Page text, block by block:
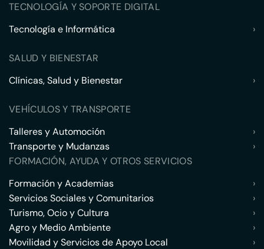
TECNOLOGÍA Y SOPORTE DIGITAL
Tecnología e Informática
›
SALUD Y BIENESTAR
Clínicas, Salud y Bienestar
›
VEHÍCULOS Y TRANSPORTE
Talleres y Automoción
›
Transporte y Mudanzas
›
FORMACIÓN, AYUDA Y OTROS SERVICIOS
Formación y Academias
›
Servicios Sociales y Comunitarios
›
Turismo, Ocio y Cultura
›
Agro y Medio Ambiente
›
Movilidad y Servicios de Apoyo Local
›